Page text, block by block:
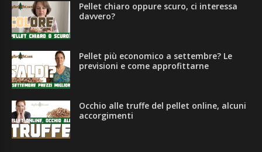
Pellet chiaro oppure scuro, ci interessa
davvero?
Pellet più economico a settembre? Le
previsioni e come approfittarne
Occhio alle truffe del pellet online, alcuni
accorgimenti